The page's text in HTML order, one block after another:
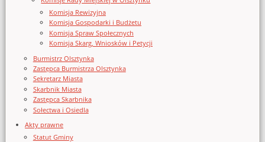
Komisja Rewizyjna
Komisja Gospodarki i Budżetu
Komisja Spraw Społecznych
Komisja Skarg, Wniosków i Petycji
Burmistrz Olsztynka
Zastępca Burmistrza Olsztynka
Sekretarz Miasta
Skarbnik Miasta
Zastępca Skarbnika
Sołectwa i Osiedla
Akty prawne
Statut Gminy